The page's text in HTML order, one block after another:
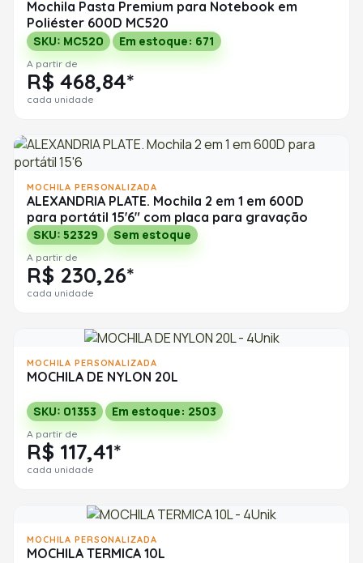
Mochila Pasta Premium para Notebook em
Poliéster 600D MC520
SKU: MC520 Em estoque: 671
A partir de
R$ 468,84*
cada unidade
MOCHILA PERSONALIZADA
ALEXANDRIA PLATE. Mochila 2 em 1 em 600D
para portátil 15'6" com placa para gravação
SKU: 52329 Sem estoque
A partir de
R$ 230,26*
cada unidade
MOCHILA PERSONALIZADA
MOCHILA DE NYLON 20L
SKU: 01353 Em estoque: 2503
A partir de
R$ 117,41*
cada unidade
MOCHILA PERSONALIZADA
MOCHILA TERMICA 10L